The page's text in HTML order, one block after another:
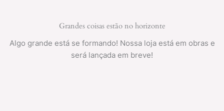
Grandes coisas estão no horizonte
Algo grande está se formando! Nossa loja está em obras e
será lançada em breve!